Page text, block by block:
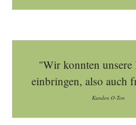
"Wir konnten
einbringen, also auch
Kunden O-Ton